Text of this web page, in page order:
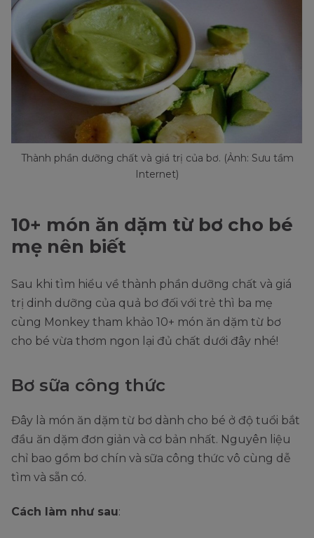
Thành phần dưỡng chất và giá trị của bơ. (Ảnh: Sưu tầm
Internet)
10+ món ăn dặm từ bơ cho bé
mẹ nên biết
Sau khi tìm hiểu về thành phần dưỡng chất và giá
trị dinh dưỡng của quả bơ đối với trẻ thì ba mẹ
cùng Monkey tham khảo 10+ món ăn dặm từ bơ
cho bé vừa thơm ngon lại đủ chất dưới đây nhé!
Bơ sữa công thức
Đây là món ăn dặm từ bơ dành cho bé ở độ tuổi bắt
đầu ăn dặm đơn giản và cơ bản nhất. Nguyên liệu
chỉ bao gồm bơ chín và sữa công thức vô cùng dễ
tìm và sẵn có.
Cách làm như sau: